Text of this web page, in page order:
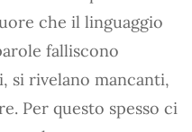
che il linguaggio
falliscono
si rivelano mancanti,
Per questo spesso ci